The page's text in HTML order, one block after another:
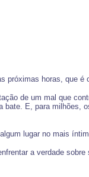
próximas horas, que é
de um mal que
E, para milhões,
lugar no mais
a verdade